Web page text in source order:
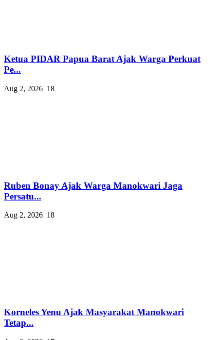
Ketua PIDAR Papua Barat Ajak Warga Perkuat
Pe...
Aug 2, 2026 18
Ruben Bonay Ajak Warga Manokwari Jaga
Persatu...
Aug 2, 2026 18
Korneles Yenu Ajak Masyarakat Manokwari
Tetap...